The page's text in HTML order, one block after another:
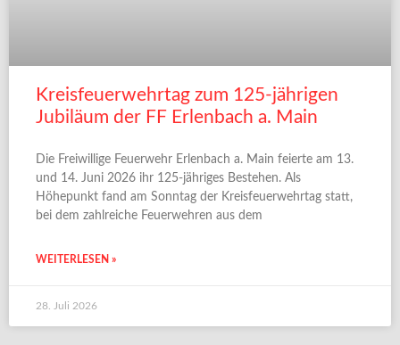
Kreisfeuerwehrtag zum 125-jährigen
Jubiläum der FF Erlenbach a. Main
Die Freiwillige Feuerwehr Erlenbach a. Main feierte am 13.
und 14. Juni 2026 ihr 125-jähriges Bestehen. Als
Höhepunkt fand am Sonntag der Kreisfeuerwehrtag statt,
bei dem zahlreiche Feuerwehren aus dem
WEITERLESEN »
28. Juli 2026